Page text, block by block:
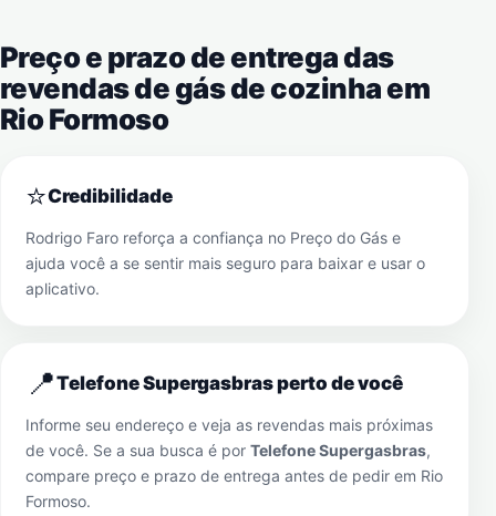
Preço e prazo de entrega das
revendas de gás de cozinha em
Rio Formoso
⭐Credibilidade
Rodrigo Faro reforça a confiança no Preço do Gás e
ajuda você a se sentir mais seguro para baixar e usar o
aplicativo.
📍Telefone Supergasbras perto de você
Informe seu endereço e veja as revendas mais próximas
de você. Se a sua busca é por Telefone Supergasbras,
compare preço e prazo de entrega antes de pedir em Rio
Formoso.